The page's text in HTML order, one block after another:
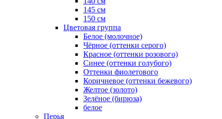
145 см
150 см
Цветовая группа
Белое (молочное)
Чёрное (оттенки серого)
Красное (оттенки розового)
Синее (оттенки голубого)
Оттенки фиолетового
Коричневое (оттенки бежевого)
Желтое (золото)
Зелёное (бирюза)
белое
Перья